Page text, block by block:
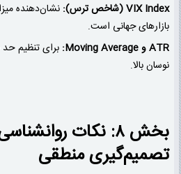
VIX Index (شاخص ترس):
نشان‌دهنده
بازارهای جهانی است.
ATR و Moving Average:
برای تنظیم
نوسان بالا.
بخش ۸: نکات
تصمیم‌گیری منطقی